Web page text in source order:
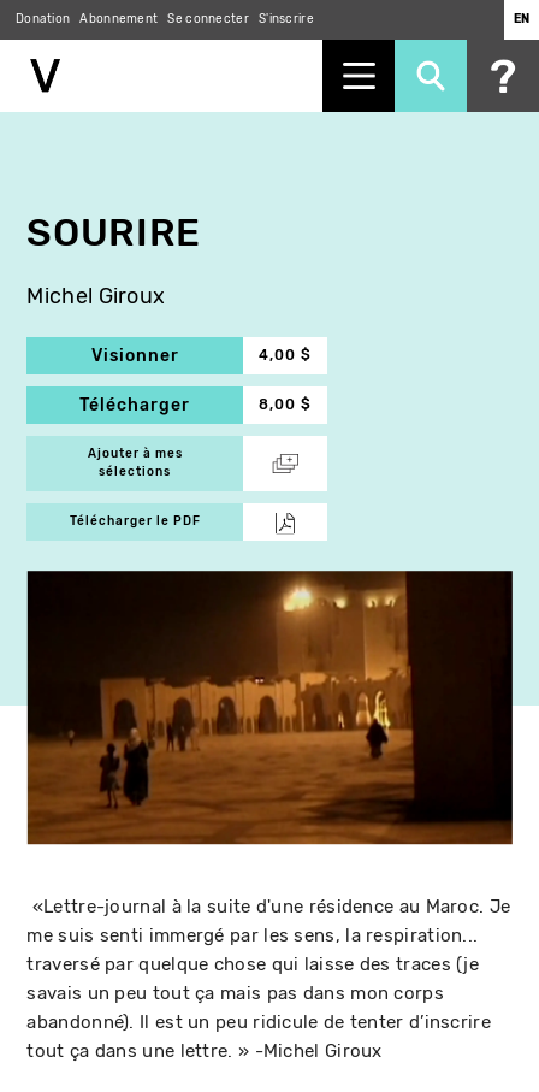
Donation Abonnement Se connecter S'inscrire EN
SOURIRE
Michel Giroux
Visionner 4,00 $
Télécharger 8,00 $
Ajouter à mes
sélections
Télécharger le PDF
«Lettre-journal à la suite d'une résidence au Maroc. Je
me suis senti immergé par les sens, la respiration...
traversé par quelque chose qui laisse des traces (je
savais un peu tout ça mais pas dans mon corps
abandonné). Il est un peu ridicule de tenter d’inscrire
tout ça dans une lettre. » -Michel Giroux